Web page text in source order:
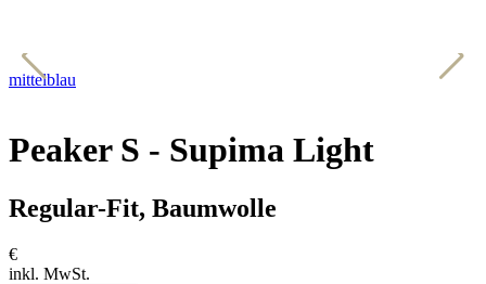
mittelblau
Peaker S - Supima Light
Regular-Fit, Baumwolle
€
inkl. MwSt.